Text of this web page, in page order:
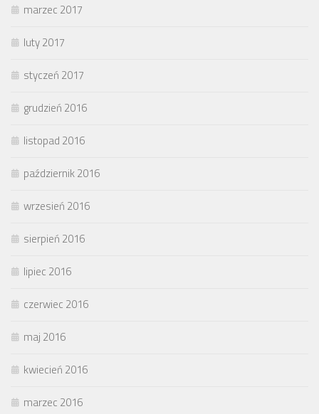
marzec 2017
luty 2017
styczeń 2017
grudzień 2016
listopad 2016
październik 2016
wrzesień 2016
sierpień 2016
lipiec 2016
czerwiec 2016
maj 2016
kwiecień 2016
marzec 2016